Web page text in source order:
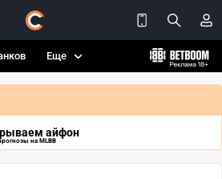
Еще
айфон
на MLBB